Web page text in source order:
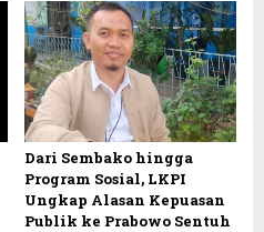
Dari Sembako hingga
Program Sosial, LKPI
Ungkap Alasan Kepuasan
Publik ke Prabowo Sentuh